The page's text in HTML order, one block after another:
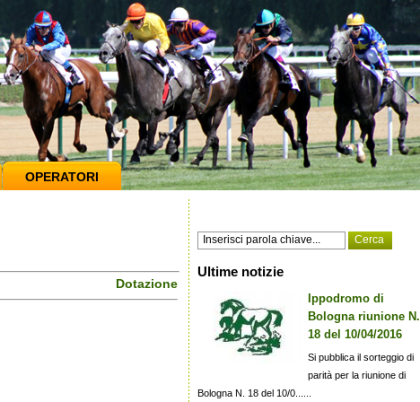
OPERATORI
Dotazione
Ultime notizie
Ippodromo di
Bologna riunione N.
18 del 10/04/2016
Si pubblica il sorteggio di
parità per la riunione di
Bologna N. 18 del 10/0......